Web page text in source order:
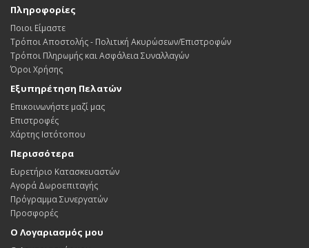
Πληροφορίες
Ποιοι Είμαστε
Τρόποι Αποστολής - Πολιτική Ακυρώσεων/Επιστροφών
Τρόποι Πληρωμής και Ασφάλεια Συναλλαγών
Όροι Χρήσης
Εξυπηρέτηση Πελατών
Επικοινωνήστε μαζί μας
Επιστροφές
Χάρτης Ιστότοπου
Περισσότερα
Ευρετήριο Κατασκευαστών
Αγορά Δωροεπιταγής
Πρόγραμμα Συνεργατών
Προσφορές
Ο Λογαριασμός μου